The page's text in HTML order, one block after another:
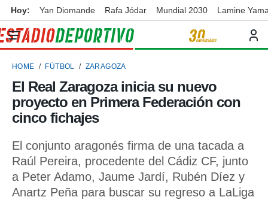
de
por
para
la
que se
calidad.
las
y
forma
Hoy: Yan Diomande Rafa Jódar Mundial 2030 Lamine
HOME FÚTBOL ZARAGOZA
El Real Zaragoza inicia su nuevo
proyecto en Primera Federación con
cinco fichajes
El conjunto aragonés firma de una tacada a
Raúl Pereira, procedente del Cádiz CF, junto
a Peter Adamo, Jaume Jardí, Rubén Díez y
Anartz Peña para buscar su regreso a LaLiga